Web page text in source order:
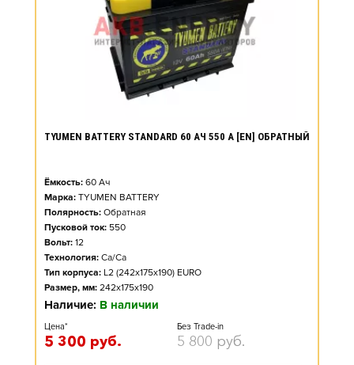
TYUMEN BATTERY STANDARD 60 АЧ 550 А [EN] ОБРАТНЫЙ
Ёмкость: 60 Ач
Марка: TYUMEN BATTERY
Полярность: Обратная
Пусковой ток: 550
Вольт: 12
Технология: Ca/Ca
Тип корпуса: L2 (242x175x190) EURO
Размер, мм: 242x175x190
Наличие: В наличии
Цена*
5 300 руб.
Без Trade-in
5 800 руб.